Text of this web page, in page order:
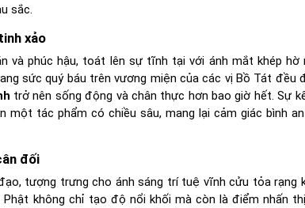
sắc.
xảo
và phúc hậu, toát lên sự tĩnh tại với ánh mắt khép hờ
sức quý báu trên vương miện của các vị Bồ Tát đều
trở nên sống động và chân thực hơn bao giờ hết. Sự
tác phẩm có chiều sâu, mang lại cảm giác bình
đối
tượng trưng cho ánh sáng trí tuệ vĩnh cửu tỏa rạng
không chỉ tạo độ nổi khối mà còn là điểm nhấn